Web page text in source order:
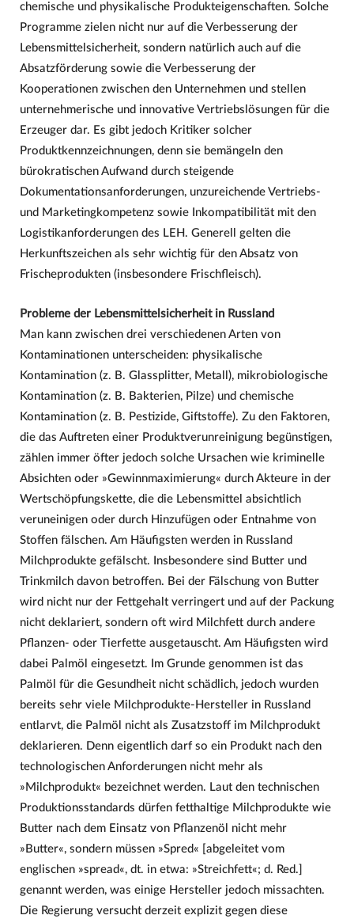
chemische und physikalische Produkteigenschaften. Solche
Programme zielen nicht nur auf die Verbesserung der
Lebensmittelsicherheit, sondern natürlich auch auf die
Absatzförderung sowie die Verbesserung der
Kooperationen zwischen den Unternehmen und stellen
unternehmerische und innovative Vertriebslösungen für die
Erzeuger dar. Es gibt jedoch Kritiker solcher
Produktkennzeichnungen, denn sie bemängeln den
bürokratischen Aufwand durch steigende
Dokumentationsanforderungen, unzureichende Vertriebs-
und Marketingkompetenz sowie Inkompatibilität mit den
Logistikanforderungen des LEH. Generell gelten die
Herkunftszeichen als sehr wichtig für den Absatz von
Frischeprodukten (insbesondere Frischfleisch).
Probleme der Lebensmittelsicherheit in Russland
Man kann zwischen drei verschiedenen Arten von
Kontaminationen unterscheiden: physikalische
Kontamination (z. B. Glassplitter, Metall), mikrobiologische
Kontamination (z. B. Bakterien, Pilze) und chemische
Kontamination (z. B. Pestizide, Giftstoffe). Zu den Faktoren,
die das Auftreten einer Produktverunreinigung begünstigen,
zählen immer öfter jedoch solche Ursachen wie kriminelle
Absichten oder »Gewinnmaximierung« durch Akteure in der
Wertschöpfungskette, die die Lebensmittel absichtlich
veruneinigen oder durch Hinzufügen oder Entnahme von
Stoffen fälschen. Am Häufigsten werden in Russland
Milchprodukte gefälscht. Insbesondere sind Butter und
Trinkmilch davon betroffen. Bei der Fälschung von Butter
wird nicht nur der Fettgehalt verringert und auf der Packung
nicht deklariert, sondern oft wird Milchfett durch andere
Pflanzen- oder Tierfette ausgetauscht. Am Häufigsten wird
dabei Palmöl eingesetzt. Im Grunde genommen ist das
Palmöl für die Gesundheit nicht schädlich, jedoch wurden
bereits sehr viele Milchprodukte-Hersteller in Russland
entlarvt, die Palmöl nicht als Zusatzstoff im Milchprodukt
deklarieren. Denn eigentlich darf so ein Produkt nach den
technologischen Anforderungen nicht mehr als
»Milchprodukt« bezeichnet werden. Laut den technischen
Produktionsstandards dürfen fetthaltige Milchprodukte wie
Butter nach dem Einsatz von Pflanzenöl nicht mehr
»Butter«, sondern müssen »Spred« [abgeleitet vom
englischen »spread«, dt. in etwa: »Streichfett«; d. Red.]
genannt werden, was einige Hersteller jedoch missachten.
Die Regierung versucht derzeit explizit gegen diese